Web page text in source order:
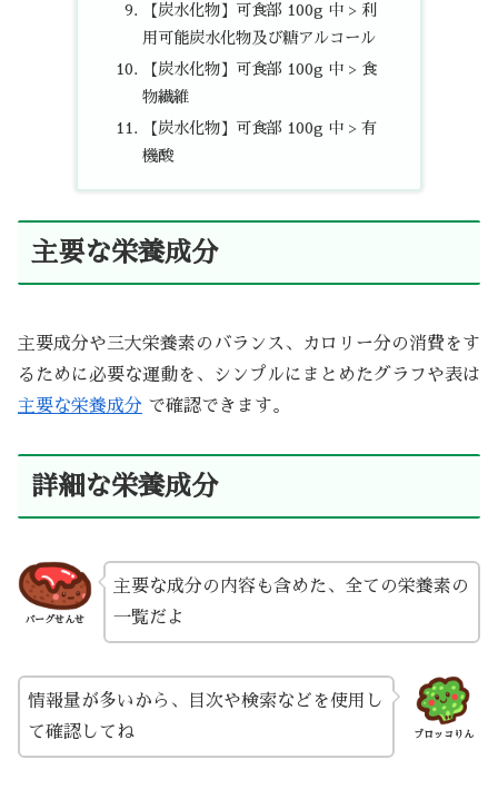
【炭水化物】可食部 100g 中 > 利
用可能炭水化物及び糖アルコール
【炭水化物】可食部 100g 中 > 食
物繊維
【炭水化物】可食部 100g 中 > 有
機酸
主要な栄養成分
主要成分や三大栄養素のバランス、カロリー分の消費をす
るために必要な運動を、シンプルにまとめたグラフや表は
主要な栄養成分 で確認できます。
詳細な栄養成分
バーグせんせ
主要な成分の内容も含めた、全ての栄養素の
一覧だよ
ブロッコりん
情報量が多いから、目次や検索などを使用し
て確認してね